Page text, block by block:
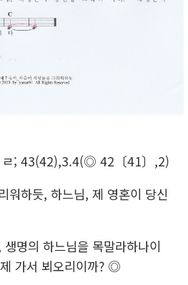
ㄹ; 43(42),3.4(◎ 42〔41〕,2)
하듯, 하느님, 제 영혼이 당신
명의 하느님을 목말라하나이
가서 뵈오리이까? ◎